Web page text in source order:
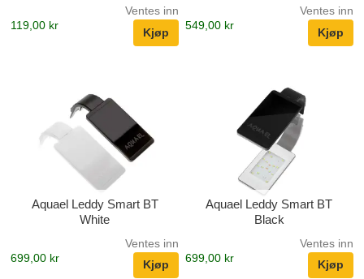
Ventes inn
119,00 kr
Ventes inn
549,00 kr
Aquael Leddy Smart BT
White
Ventes inn
699,00 kr
Aquael Leddy Smart BT
Black
Ventes inn
699,00 kr